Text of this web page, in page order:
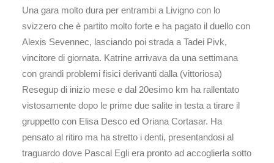
Una gara molto dura per entrambi a Livigno con lo
svizzero che è partito molto forte e ha pagato il duello con
Alexis Sevennec, lasciando poi strada a Tadei Pivk,
vincitore di giornata. Katrine arrivava da una settimana
con grandi problemi fisici derivanti dalla (vittoriosa)
Resegup di inizio mese e dal 20esimo km ha rallentato
vistosamente dopo le prime due salite in testa a tirare il
gruppetto con Elisa Desco ed Oriana Cortasar. Ha
pensato al ritiro ma ha stretto i denti, presentandosi al
traguardo dove Pascal Egli era pronto ad accoglierla sotto